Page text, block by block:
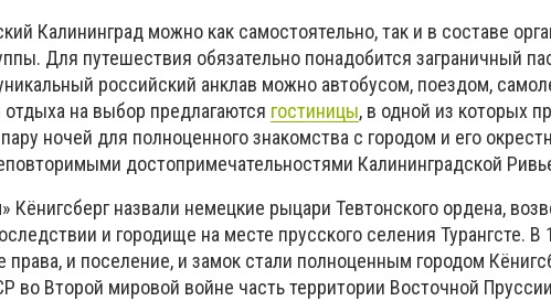
Калининград можно как самостоятельно, так и в составе
Для путешествия обязательно понадобится заграничный
российский анклав можно автобусом, поездом,
на выбор предлагаются гостиницы, в одной из которых
ночей для полноценного знакомства с городом и его
достопримечательностями Калининградской
Кёнигсберг назвали немецкие рыцари Тевтонского ордена,
и городище на месте прусского селения Турангсте. В
права, и поселение, и замок стали полноценным городом
во Второй мировой войне часть территории Восточной